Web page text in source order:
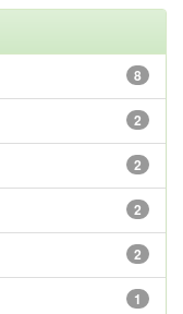
8
2
2
2
2
1